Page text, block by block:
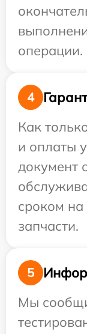
операции.
4
Как
и оплаты
документ
сроком на
запчасти.
5
Мы